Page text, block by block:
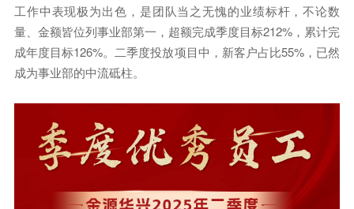
工作中表现极为出色，是团队当之无愧的业绩标杆，不论数
量、金额皆位列事业部第一，超额完成季度目标212%，累计完
成年度目标126%。二季度投放项目中，新客户占比55%，已然
成为事业部的中流砥柱。